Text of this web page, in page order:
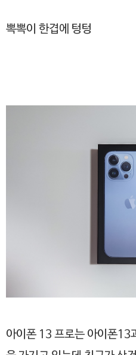
뽁뽁이 한겹에 텅텅
아이폰 13 프로는 아이폰13